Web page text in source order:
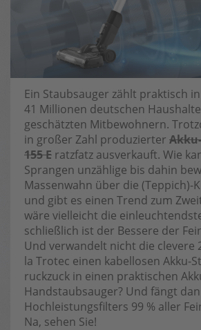
Ein Staubsauger zählt praktisch
41 Millionen deutschen
geschätzten Mitbewohnern.
in großer Zahl produzierter
155 E ratzfatz ausverkauft. Wie
Sprangen unzählige bis dahin
Massenwahn über die (Teppich)-
und gibt es einen Trend zum
wäre vielleicht die
schließlich ist der Bessere der
Und verwandelt nicht die clevere
la Trotec einen kabellosen Akku-
ruckzuck in einen praktischen
Handstaubsauger? Und fängt
Hochleistungsfilters 99 % aller
Na, sehen Sie!